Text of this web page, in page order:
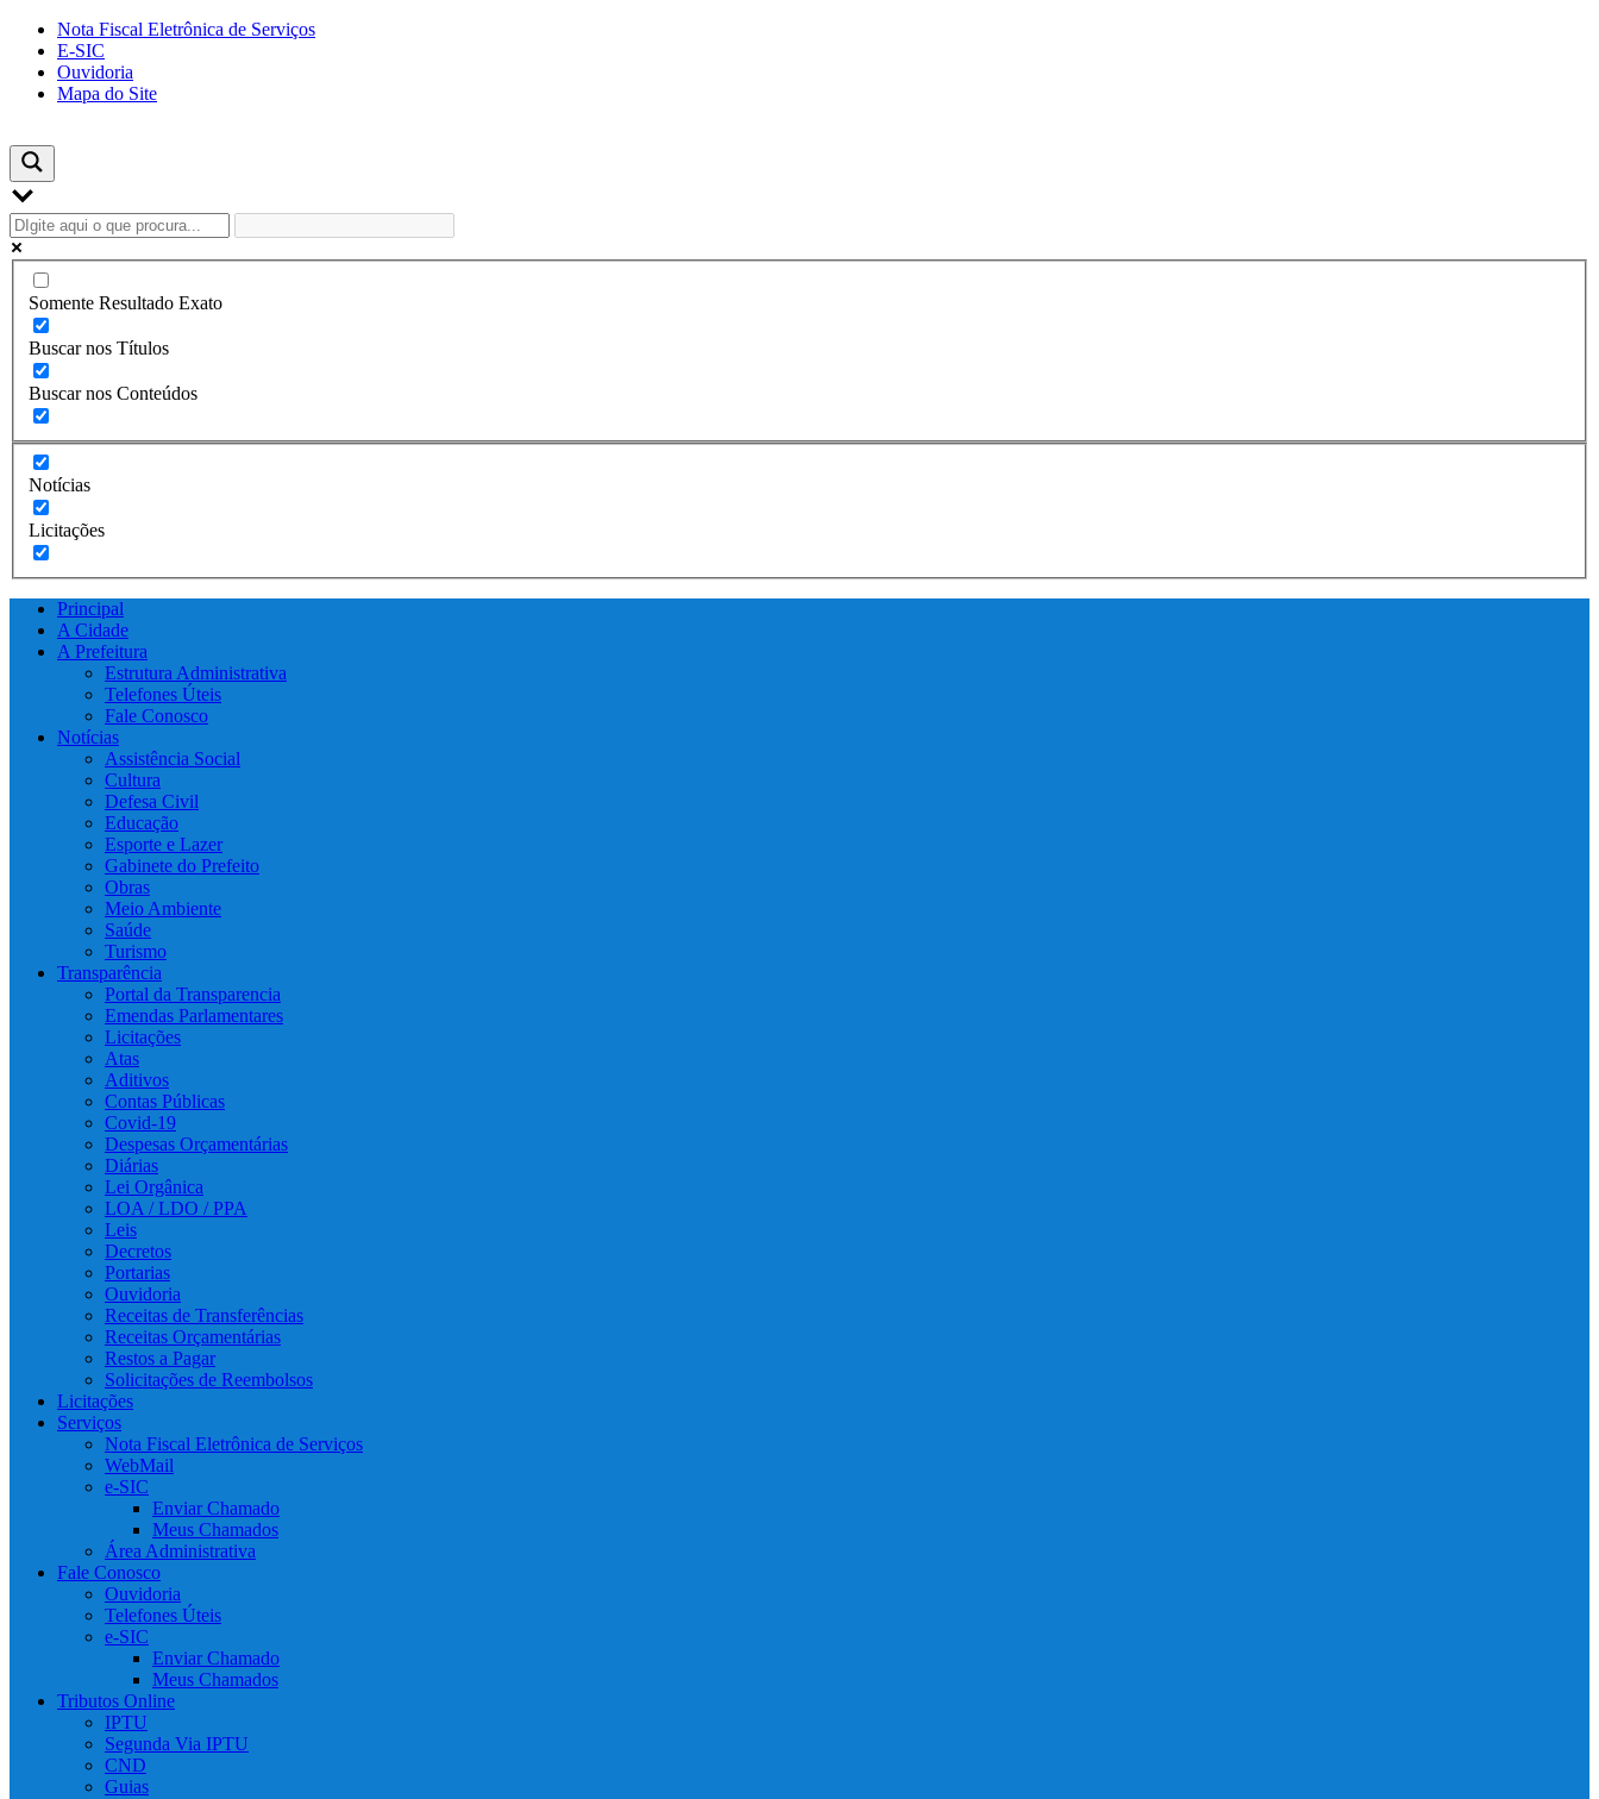
Skip
content
Nota Fiscal Eletrônica de Serviços
E-SIC
Ouvidoria
Mapa do Site
Somente Resultado Exato
Buscar nos Títulos
Buscar nos Conteúdos
Notícias
Licitações
Principal
A Cidade
A Prefeitura
Estrutura Administrativa
Telefones Úteis
Fale Conosco
Notícias
Assistência Social
Cultura
Defesa Civil
Educação
Esporte e Lazer
Gabinete do Prefeito
Obras
Meio Ambiente
Saúde
Turismo
Transparência
Portal da Transparencia
Emendas Parlamentares
Licitações
Atas
Aditivos
Contas Públicas
Covid-19
Despesas Orçamentárias
Diárias
Lei Orgânica
LOA / LDO / PPA
Leis
Decretos
Portarias
Ouvidoria
Receitas de Transferências
Receitas Orçamentárias
Restos a Pagar
Solicitações de Reembolsos
Licitações
Serviços
Nota Fiscal Eletrônica de Serviços
WebMail
e-SIC
Enviar Chamado
Meus Chamados
Área Administrativa
Fale Conosco
Ouvidoria
Telefones Úteis
e-SIC
Enviar Chamado
Meus Chamados
Tributos Online
IPTU
Segunda Via IPTU
CND
Guias